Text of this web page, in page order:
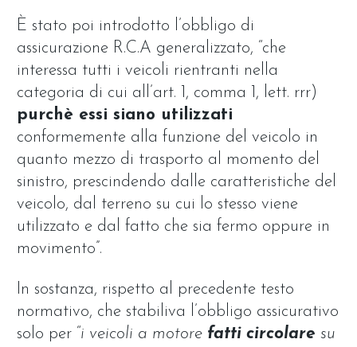
È stato poi introdotto l’obbligo di
assicurazione R.C.A generalizzato, “che
interessa tutti i veicoli rientranti nella
categoria di cui all’art. 1, comma 1, lett. rrr)
purchè essi siano utilizzati
conformemente alla funzione del veicolo in
quanto mezzo di trasporto al momento del
sinistro, prescindendo dalle caratteristiche del
veicolo, dal terreno su cui lo stesso viene
utilizzato e dal fatto che sia fermo oppure in
movimento”.
In sostanza, rispetto al precedente testo
normativo, che stabiliva l’obbligo assicurativo
solo per “i veicoli a motore fatti circolare su